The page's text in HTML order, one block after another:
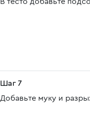
Шаг 7
Добавьте муку и